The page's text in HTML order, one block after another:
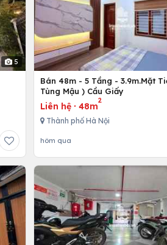
5
Bán 48m - 5 Tầng - 3.9m.Mặt
Tùng Mậu ) Cầu Giấy
Liên hệ· 48m
2
Thành phố Hà Nội
hôm qua